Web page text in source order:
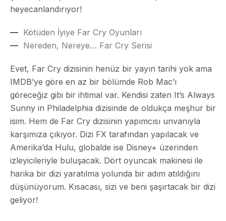
heyecanlandırıyor!
Kötüden İyiye Far Cry Oyunları
Nereden, Nereye… Far Cry Serisi
Evet, Far Cry dizisinin henüz bir yayın tarihi yok ama
IMDB’ye göre en az bir bölümde Rob Mac’ı
göreceğiz gibi bir ihtimal var. Kendisi zaten It’s Always
Sunny in Philadelphia dizisinde de oldukça meşhur bir
isim. Hem de Far Cry dizisinin yapımcısı unvanıyla
karşımıza çıkıyor. Dizi FX tarafından yapılacak ve
Amerika’da Hulu, globalde ise Disney+ üzerinden
izleyicileriyle buluşacak. Dört oyuncak makinesi ile
harika bir dizi yaratılma yolunda bir adım atıldığını
düşünüyorum. Kısacası, sizi ve beni şaşırtacak bir dizi
geliyor!